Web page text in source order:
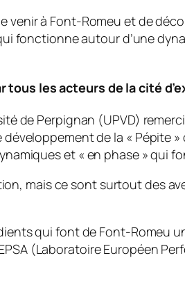
venir à Font-Romeu et de
fonctionne autour d’une
tous les acteurs de la cité
de Perpignan (UPVD)
de la « Pépite »
et « en phase» qui
mais ce sont surtout des
qui font de Font-Romeu
(Laboratoire Européen